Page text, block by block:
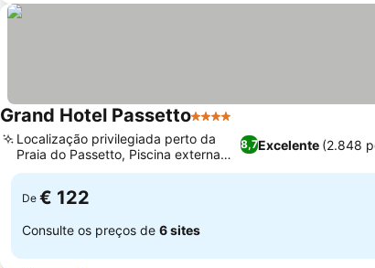
Grand Hotel Passetto4 Estrelas
8,7Excelente (2.848
Localização privilegiada perto da
Praia do Passetto, Piscina externa
sazonal
De € 122
Consulte os preços de 6 sites